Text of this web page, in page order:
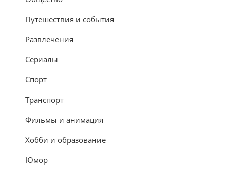
Путешествия и события
Развлечения
Сериалы
Спорт
Транспорт
Фильмы и анимация
Хобби и образование
Юмор